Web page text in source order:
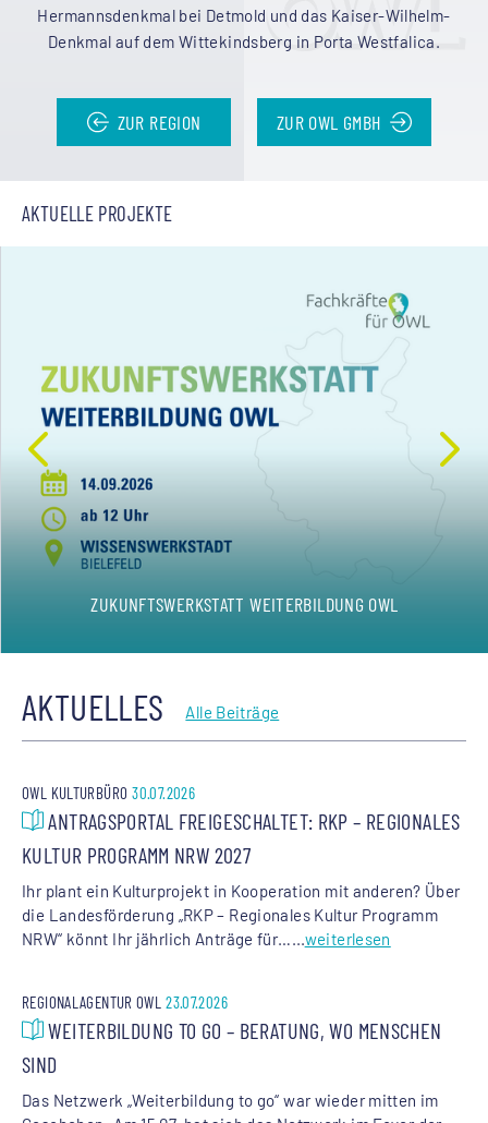
Hermannsdenkmal bei Detmold und das Kaiser-Wilhelm-
Denkmal auf dem Wittekindsberg in Porta Westfalica.
ZUR REGION ZUR OWL GMBH
AKTUELLE PROJEKTE
ZUKUNFTSWERKSTATT WEITERBILDUNG OWL
AKTUELLES Alle Beiträge
OWL KULTURBÜRO 30.07.2026
ANTRAGSPORTAL FREIGESCHALTET: RKP – REGIONALES
KULTUR PROGRAMM NRW 2027
Ihr plant ein Kulturprojekt in Kooperation mit anderen? Über
die Landesförderung „RKP – Regionales Kultur Programm
NRW“ könnt Ihr jährlich Anträge für…...weiterlesen
REGIONALAGENTUR OWL 23.07.2026
WEITERBILDUNG TO GO – BERATUNG, WO MENSCHEN
SIND
Das Netzwerk „Weiterbildung to go“ war wieder mitten im